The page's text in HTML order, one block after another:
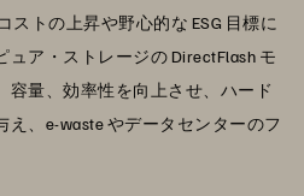
ストの上昇や野心的な ESG 目標に
ア・ストレージの DirectFlash モ
容量、効率性を向上させ、ハード
、e-waste やデータセンターのフ